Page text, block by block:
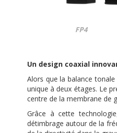
FP4
Un design coaxial
Alors que la balance
unique à deux étages. Le
centre de la membrane de
Grâce à cette
détimbrage autour de la